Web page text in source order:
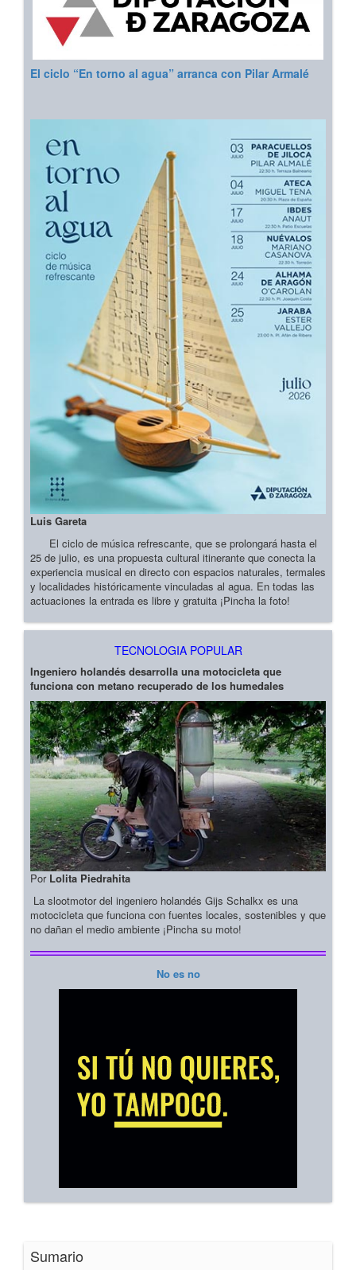
El ciclo “En torno al agua” arranca con Pilar Armalé
Luis Gareta
El ciclo de música refrescante, que se prolongará hasta el
25 de julio, es una propuesta cultural itinerante que conecta la
experiencia musical en directo con espacios naturales, termales
y localidades históricamente vinculadas al agua. En todas las
actuaciones la entrada es libre y gratuita ¡Pincha la foto!
TECNOLOGIA POPULAR
Ingeniero holandés desarrolla una motocicleta que
funciona con metano recuperado de los humedales
Por Lolita Piedrahita
La slootmotor del ingeniero holandés Gijs Schalkx es una
motocicleta que funciona con fuentes locales, sostenibles y que
no dañan el medio ambiente ¡Pincha su moto!
No es no
Sumario